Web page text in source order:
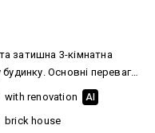
затишна 3-кімнатна
переваги:
опалення • Тепла
мебльована •
• Підходить під
with renovation AI
brick house